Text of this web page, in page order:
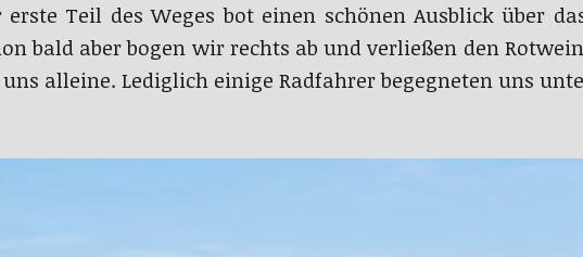
erste Teil des Weges bot einen schönen Ausblick über
bald aber bogen wir rechts ab und verließen den
alleine. Lediglich einige Radfahrer begegneten uns